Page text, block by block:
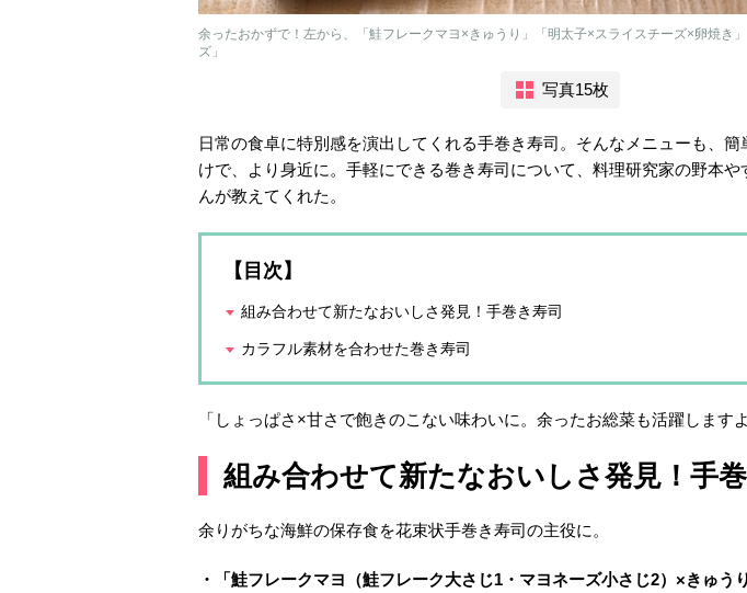
余ったおかずで！左から、「鮭フレークマヨ×きゅうり」「明太子×スライスチーズ×卵焼き
ズ」
写真15枚
日常の食卓に特別感を演出してくれる手巻き寿司。そんなメニューも、
けで、より身近に。手軽にできる巻き寿司について、料理研究家の野本や
んが教えてくれた。
【目次】
組み合わせて新たなおいしさ発見！手巻き寿司
カラフル素材を合わせた巻き寿司
「しょっぱさ×甘さで飽きのこない味わいに。余ったお総菜も活躍します
組み合わせて新たなおいしさ発見！手
余りがちな海鮮の保存食を花束状手巻き寿司の主役に。
・「鮭フレークマヨ（鮭フレーク大さじ1・マヨネーズ小さじ2）×きゅうり